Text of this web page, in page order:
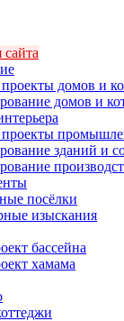
домов и
домов и
проекты
зданий и
посёлки
изыскания
бассейна
хамама